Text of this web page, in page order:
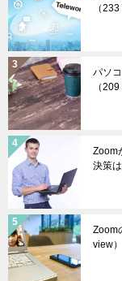
（233
パソ
（209
Zoom
決策は
Zoom
view）